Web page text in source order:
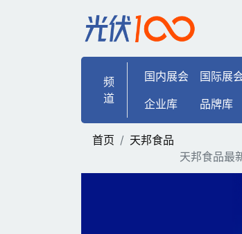
天邦食品最新动态
频
道
国内展会 国际展
企业库
品牌库
首页
天邦食品
天邦食品最